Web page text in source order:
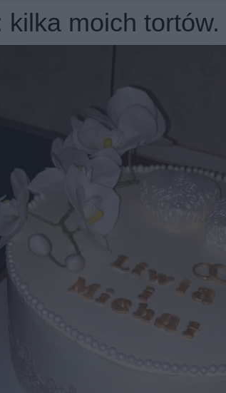
kilka moich tortów.